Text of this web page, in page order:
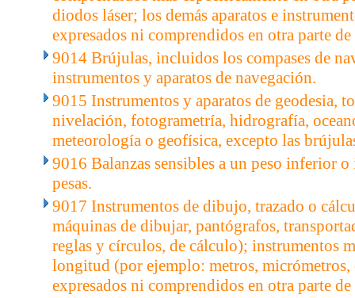
diodos láser; los demás aparatos e
expresados ni comprendidos en otra parte
9014 Brújulas, incluidos los compases de
instrumentos y aparatos de navegación.
9015 Instrumentos y aparatos de geodesia,
nivelación, fotogrametría, hidrografía,
meteorología o geofísica, excepto las
9016 Balanzas sensibles a un peso inferior
pesas.
9017 Instrumentos de dibujo, trazado o
máquinas de dibujar, pantógrafos,
reglas y círculos, de cálculo); instrumentos
longitud (por ejemplo: metros, micrómetros,
expresados ni comprendidos en otra parte